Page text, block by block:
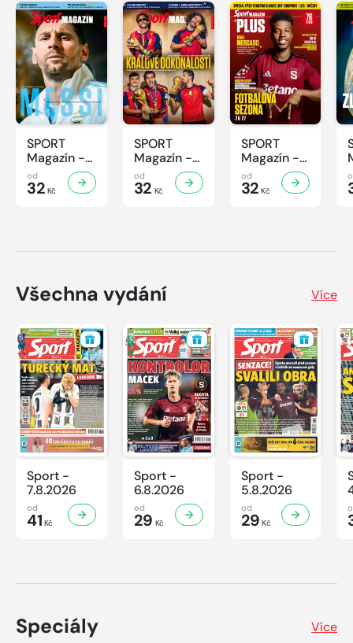
SPORT
Magazín -
32/2026
od
32 Kč
SPORT
Magazín -
31/2026
od
32 Kč
SPORT
Magazín -
30/2026
od
32 Kč
Všechna vydání Více
Sport -
7.8.2026
od
41 Kč
Sport -
6.8.2026
od
29 Kč
Sport -
5.8.2026
od
29 Kč
Speciály Více